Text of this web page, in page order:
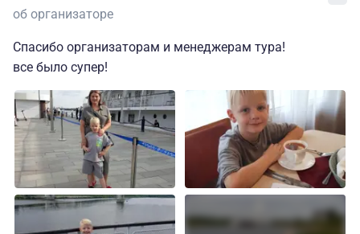
об организаторе
Спасибо организаторам и менеджерам тура!
все было супер!